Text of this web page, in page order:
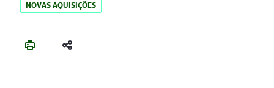
NOVAS AQUISIÇÕES